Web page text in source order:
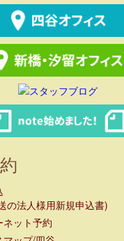
の法人様用新規申込書)
ネット予約